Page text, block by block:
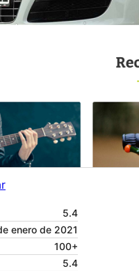
5.4
enero de 2021
100+
5.4